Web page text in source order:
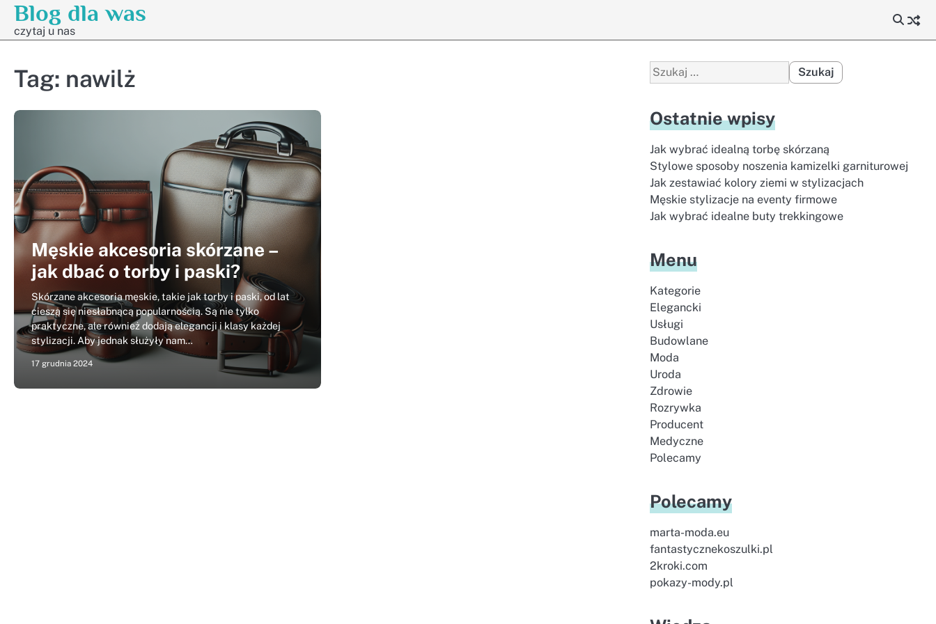
Skip
content
Blog dla was
czytaj u nas
Tag: nawilż
Męskie akcesoria skórzane –
jak dbać o torby i paski?
Skórzane akcesoria męskie, takie jak torby i paski, od lat
cieszą się niesłabnącą popularnością. Są nie tylko
praktyczne, ale również dodają elegancji i klasy każdej
stylizacji. Aby jednak służyły nam…
17 grudnia 2024
Szukaj:
Ostatnie wpisy
Jak wybrać idealną torbę skórzaną
Stylowe sposoby noszenia kamizelki garniturowej
Jak zestawiać kolory ziemi w stylizacjach
Męskie stylizacje na eventy firmowe
Jak wybrać idealne buty trekkingowe
Menu
Kategorie
Elegancki
Usługi
Budowlane
Moda
Uroda
Zdrowie
Rozrywka
Producent
Medyczne
Polecamy
Polecamy
marta-moda.eu
fantastycznekoszulki.pl
2kroki.com
pokazy-mody.pl